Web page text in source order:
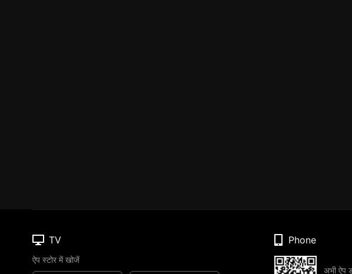
TV
ऐप स्टोर में खोजें
Phone
अभी ऐप